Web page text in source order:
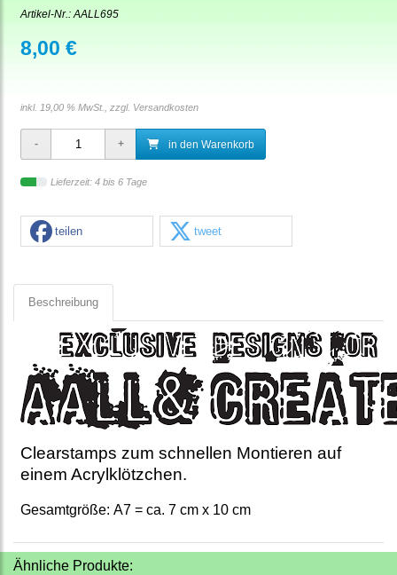
Artikel-Nr.: AALL695
8,00 €
inkl. 19,00 % MwSt., zzgl. Versandkosten
in den Warenkorb
Lieferzeit: 4 bis 6 Tage
teilen tweet
Beschreibung
Clearstamps zum schnellen Montieren auf
einem Acrylklötzchen.
Gesamtgröße: A7 = ca. 7 cm x 10 cm
Ähnliche Produkte: